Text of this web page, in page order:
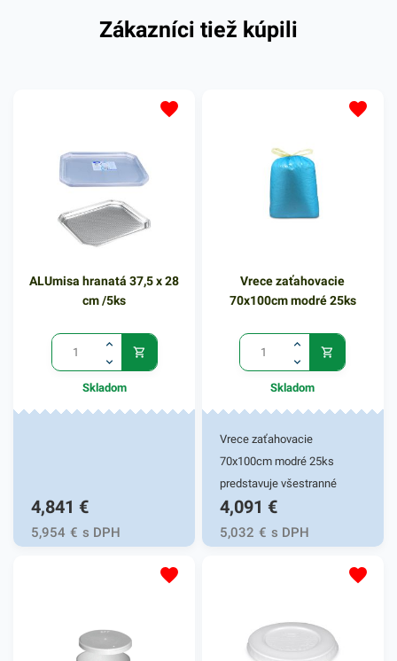
Zákazníci tiež kúpili
ALUmisa hranatá 37,5 x 28
cm /5ks
Skladom
4,841 €
5,954 € s DPH
Vrece zaťahovacie
70x100cm modré 25ks
Skladom
Vrece zaťahovacie
70x100cm modré 25ks
predstavuje všestranné
využitie. Hrúbka vreca je 37
mikrónov. Vrecia sú vysoko
flexibilné a odolné. Vďaka
elastickému materiálu ľahko
pretrhnutia. Praktické
4,091 €
5,032 € s DPH